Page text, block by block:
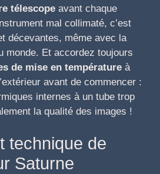
télescope avant chaque
mal collimaté, c’est
décevantes, même avec la
monde. Et accordez toujours
de mise en température à
avant de commencer :
internes à un tube trop
la qualité des images !
technique de
Saturne